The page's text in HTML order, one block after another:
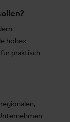
hobex
praktisch